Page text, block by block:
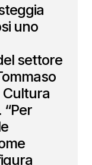
uno
settore
Cultura